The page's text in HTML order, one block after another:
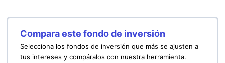
Compara este fondo de inversión
Selecciona los fondos de inversión que más se ajusten a
tus intereses y compáralos con nuestra herramienta.